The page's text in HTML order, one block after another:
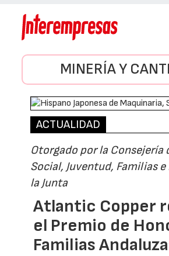
MINERÍA Y
ACTUALIDAD
Otorgado por la Consejería
Social, Juventud, Familias
la Junta
Atlantic Copper
el Premio de
Familias